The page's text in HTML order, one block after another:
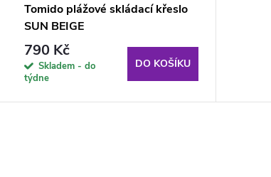
Tomido plážové skládací křeslo
SUN BEIGE
790 Kč
Skladem - do
týdne
DO KOŠÍKU